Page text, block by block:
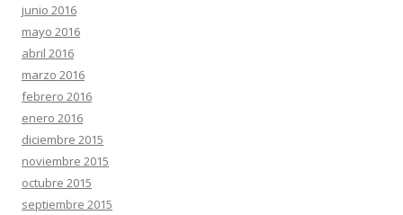
junio 2016
mayo 2016
abril 2016
marzo 2016
febrero 2016
enero 2016
diciembre 2015
noviembre 2015
octubre 2015
septiembre 2015